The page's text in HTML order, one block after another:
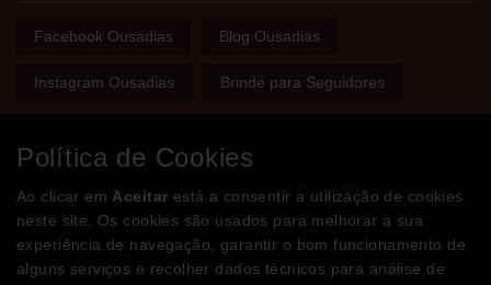
Facebook Ousadias Blog Ousadias
Instagram Ousadias Brinde para Seguidores
Bem-vindo(a) à sua Sex Shop
A loja onde encontra tudo o que precisa para apimentar a sua
relação e tornar o sexo mais divertido, interessante e excitante!
Política de Cookies
Ao clicar em Aceitar está a consentir a utilização de cookies
neste site. Os cookies são usados para melhorar a sua
experiência de navegação, garantir o bom funcionamento de
alguns serviços e recolher dados técnicos para análise de